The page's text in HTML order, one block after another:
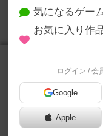
チェス盤の上で
の戦い！
気になるゲー
お気に入り作
ログイン / 会
Google
Apple